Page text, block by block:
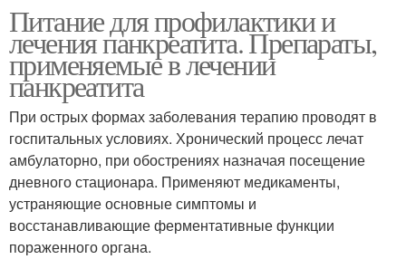
Питание для профилактики и
лечения панкреатита. Препараты,
применяемые в лечении
панкреатита
При острых формах заболевания терапию проводят в
госпитальных условиях. Хронический процесс лечат
амбулаторно, при обострениях назначая посещение
дневного стационара. Применяют медикаменты,
устраняющие основные симптомы и
восстанавливающие ферментативные функции
пораженного органа.